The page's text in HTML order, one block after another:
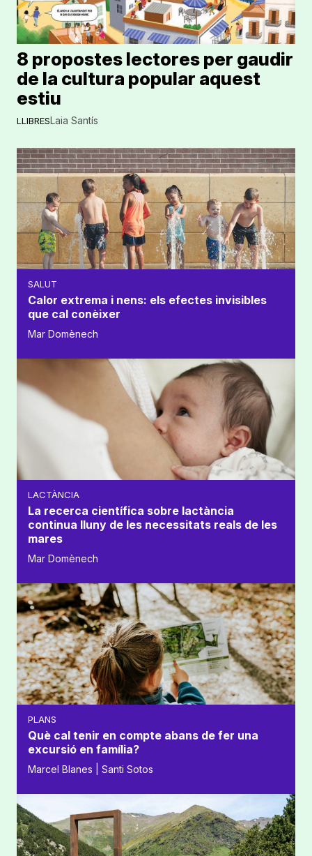
LLIBRES
8 propostes lectores per gaudir
de la cultura popular aquest
estiu
Laia Santís
SALUT
Calor extrema i nens: els efectes invisibles
que cal conèixer
Mar Domènech
LACTÀNCIA
La recerca científica sobre lactància
continua lluny de les necessitats reals de les
mares
Mar Domènech
PLANS
Què cal tenir en compte abans de fer una
excursió en família?
Marcel Blanes | Santi Sotos